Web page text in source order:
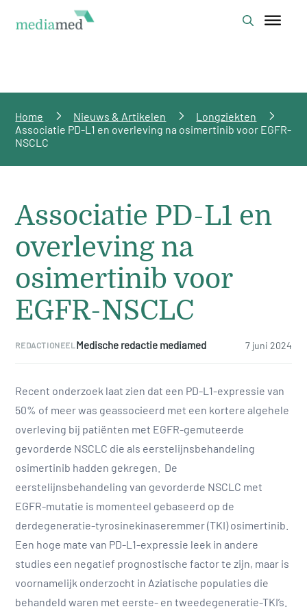
Home Nieuws & Artikelen
Longziekten
Associatie PD-L1 en overleving na osimertinib voor EGFR-
NSCLC
Associatie PD-L1 en
overleving na
osimertinib voor
EGFR-NSCLC
REDACTIONEEL Medische redactie mediamed 7 juni 2024
Recent onderzoek laat zien dat een PD-L1-expressie van
50% of meer was geassocieerd met een kortere algehele
overleving bij patiënten met EGFR-gemuteerde
gevorderde NSCLC die als eerstelijnsbehandeling
osimertinib hadden gekregen. De
eerstelijnsbehandeling van gevorderde NSCLC met
EGFR-mutatie is momenteel gebaseerd op de
derdegeneratie-tyrosinekinaseremmer (TKI) osimertinib.
Een hoge mate van PD-L1-expressie leek in andere
studies een negatief prognostische factor te zijn, maar is
voornamelijk onderzocht in Aziatische populaties die
behandeld waren met eerste- en tweedegeneratie-TKI’s.